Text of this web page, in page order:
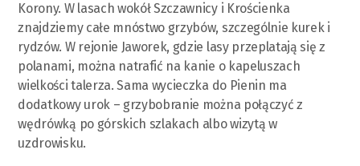
Korony. W lasach wokół Szczawnicy i Krościenka
znajdziemy całe mnóstwo grzybów, szczególnie kurek i
rydzów. W rejonie Jaworek, gdzie lasy przeplatają się z
polanami, można natrafić na kanie o kapeluszach
wielkości talerza. Sama wycieczka do Pienin ma
dodatkowy urok – grzybobranie można połączyć z
wędrówką po górskich szlakach albo wizytą w
uzdrowisku.